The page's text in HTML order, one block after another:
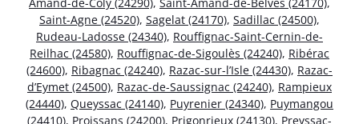
Saint-Agne (24520), Sagelat (24170), Sadillac (24500),
Rudeau-Ladosse (24340), Rouffignac-Saint-Cernin-de-
Reilhac (24580), Rouffignac-de-Sigoulès (24240), Ribérac
(24600), Ribagnac (24240), Razac-sur-l’Isle (24430), Razac-
d’Eymet (24500), Razac-de-Saussignac (24240), Rampieux
(24440), Queyssac (24140), Puyrenier (24340), Puymangou
(24410), Proissans (24200), Prigonrieux (24130), Preyssac-